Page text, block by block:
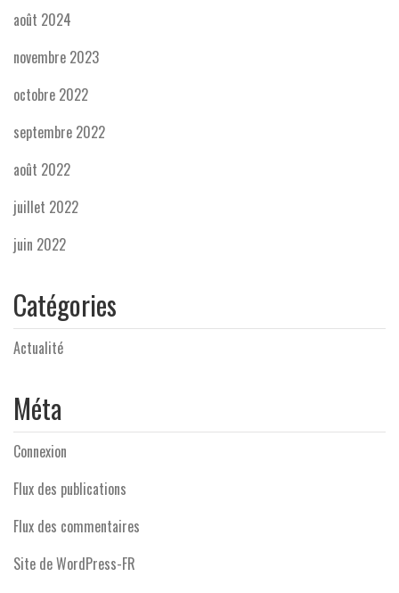
août 2024
novembre 2023
octobre 2022
septembre 2022
août 2022
juillet 2022
juin 2022
Catégories
Actualité
Méta
Connexion
Flux des publications
Flux des commentaires
Site de WordPress-FR